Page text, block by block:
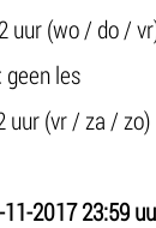
uur (wo / do /
geen les
uur (vr / za / zo)
2017 23:59